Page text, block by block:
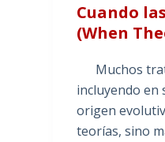
Cuando
(When
Muchos
incluyendo en
origen
teorías, sino